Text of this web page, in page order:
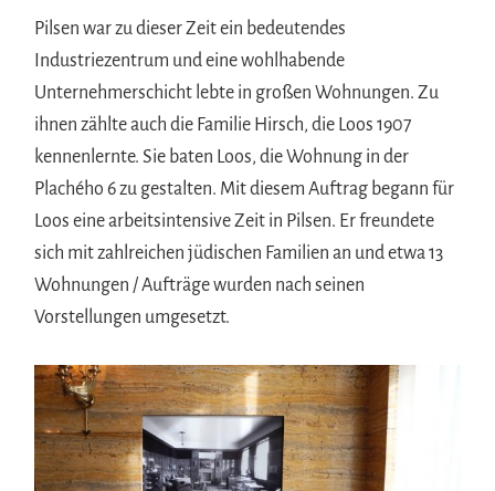
Pilsen war zu dieser Zeit ein bedeutendes
Industriezentrum und eine wohlhabende
Unternehmerschicht lebte in großen Wohnungen. Zu
ihnen zählte auch die Familie Hirsch, die Loos 1907
kennenlernte. Sie baten Loos, die Wohnung in der
Plachého 6 zu gestalten. Mit diesem Auftrag begann für
Loos eine arbeitsintensive Zeit in Pilsen. Er freundete
sich mit zahlreichen jüdischen Familien an und etwa 13
Wohnungen / Aufträge wurden nach seinen
Vorstellungen umgesetzt.